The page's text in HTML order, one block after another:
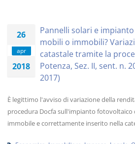
26
apr
2018
Pannelli solari e
mobili o immobili?
catastale tramite la
Potenza, Sez. II, sent. n.
2017)
È legittimo l'avviso di variazione della
procedura Docfa sull'impianto fotovoltaico
immobile e correttamente inserito nella